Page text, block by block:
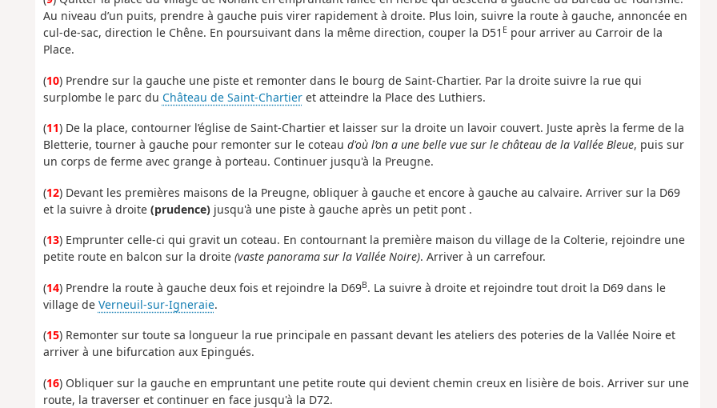
Au niveau d’un puits, prendre à gauche puis virer rapidement à droite. Plus loin, suivre la route à gauche, annoncée en
cul-de-sac, direction le Chêne. En poursuivant dans la même direction, couper la D51 Epour arriver au Carroir de la
Place.
(10) Prendre sur la gauche une piste et remonter dans le bourg de Saint-Chartier. Par la droite suivre la rue qui
surplombe le parc du Château de Saint-Chartieret atteindre la Place des Luthiers.
(11) De la place, contourner l’église de Saint-Chartier et laisser sur la droite un lavoir couvert. Juste après la ferme de la
Bletterie, tourner à gauche pour remonter sur le coteau d'où l’on a une belle vue sur le château de la Vallée Bleue, puis sur
un corps de ferme avec grange à porteau. Continuer jusqu'à la Preugne.
(12) Devant les premières maisons de la Preugne, obliquer à gauche et encore à gauche au calvaire. Arriver sur la D69
et la suivre à droite (prudence)jusqu'à une piste à gauche après un petit pont .
(13) Emprunter celle-ci qui gravit un coteau. En contournant la première maison du village de la Colterie, rejoindre une
petite route en balcon sur la droite (vaste panorama sur la Vallée Noire). Arriver à un carrefour.
(14) Prendre la route à gauche deux fois et rejoindre la D69B. La suivre à droite et rejoindre tout droit la D69 dans le
village de Verneuil-sur-Igneraie.
(15) Remonter sur toute sa longueur la rue principale en passant devant les ateliers des poteries de la Vallée Noire et
arriver à une bifurcation aux Epingués.
(16) Obliquer sur la gauche en empruntant une petite route qui devient chemin creux en lisière de bois. Arriver sur une
route, la traverser et continuer en face jusqu'à la D72.